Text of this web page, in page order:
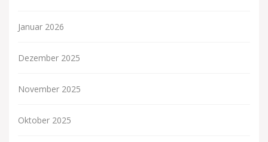
Januar 2026
Dezember 2025
November 2025
Oktober 2025